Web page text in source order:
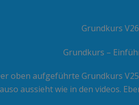
Grundkurs V26
Grundkurs –
oben aufgeführte Grundkurs
aussieht wie in den videos.